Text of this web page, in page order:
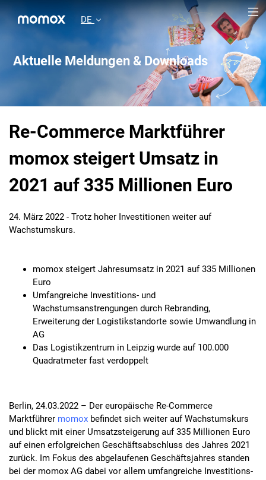
DE
Aktuelle Meldungen & Downloads
Re-Commerce Marktführer
momox steigert Umsatz in
2021 auf 335 Millionen Euro
24. März 2022 - Trotz hoher Investitionen weiter auf
Wachstumskurs.
momox steigert Jahresumsatz in 2021 auf 335 Millionen
Euro
Umfangreiche Investitions- und
Wachstumsanstrengungen durch Rebranding,
Erweiterung der Logistikstandorte sowie Umwandlung in
AG
Das Logistikzentrum in Leipzig wurde auf 100.000
Quadratmeter fast verdoppelt
Berlin, 24.03.2022 – Der europäische Re-Commerce
Marktführer momox befindet sich weiter auf Wachstumskurs
und blickt mit einer Umsatzsteigerung auf 335 Millionen Euro
auf einen erfolgreichen Geschäftsabschluss des Jahres 2021
zurück. Im Fokus des abgelaufenen Geschäftsjahres standen
bei der momox AG dabei vor allem umfangreiche Investitions-